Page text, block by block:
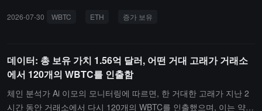
있습니다. 평균 가격 1,758 달러로 66,300 개의 ETH를 매수하여 총
2026-07-30 WBTC ETH 증가 보유
데이터: 총 보유 가치 1.56억 달러, 어떤 거대 고래가 거래소
에서 120개의 WBTC를 인출함
체인 분석가 Ai 이모의 모니터링에 따르면, 한 거대한 고래가 지난 2
시간 동안 거래소에서 다시 120개의 WBTC를 인출했으며, 이는 약 7